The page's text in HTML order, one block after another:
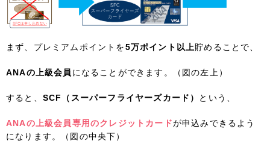
まず、プレミアムポイントを5万ポイント以上貯めることで、
ANAの上級会員 になることができます。（図の左上）
すると、 SCF（スーパーフライヤーズカード） という、
ANAの上級会員専用のクレジットカードが申込みできるよう
になります。（図の中央下）